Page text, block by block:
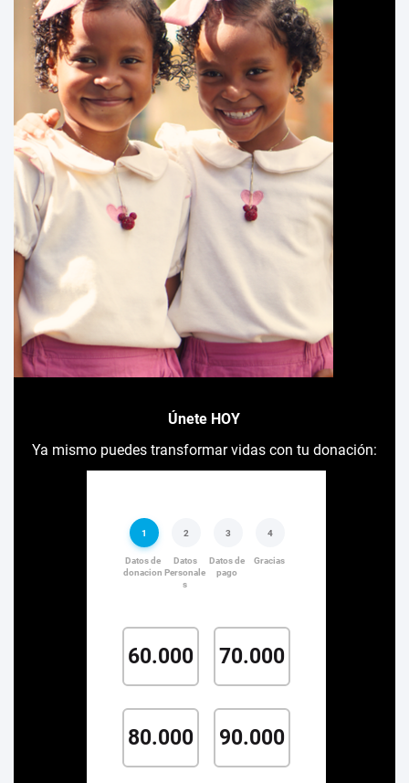
Únete HOY
Ya mismo puedes transformar vidas con tu donación: